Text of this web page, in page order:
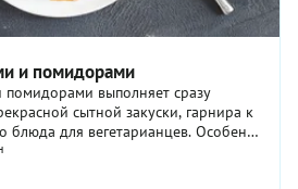
и помидорами
помидорами выполняет сразу
сытной закуски, гарнира к
блюда для вегетарианцев. Особенно
когда в распоряжении сочные
грунтовые баклажаны.